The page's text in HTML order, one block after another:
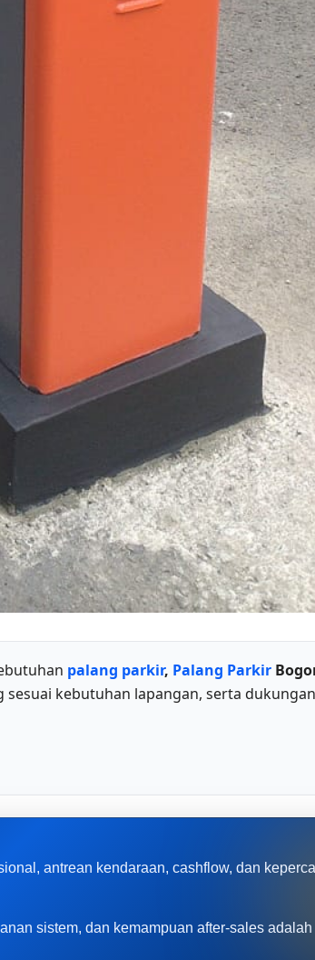
palang parkir, Palang Parkir
kebutuhan lapangan, serta
antrean kendaraan, cashflow, dan
sistem, dan kemampuan after-sales